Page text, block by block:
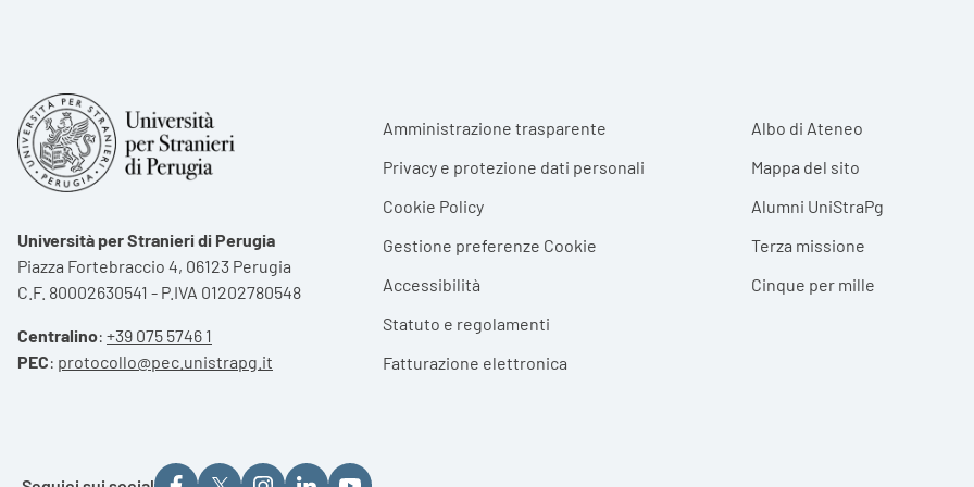
Università per Stranieri di Perugia
Piazza Fortebraccio 4, 06123 Perugia
C.F. 80002630541 - P.IVA 01202780548
Centralino: +39 075 5746 1
PEC: protocollo@pec.unistrapg.it
Footer menu
Amministrazione trasparente
Privacy e protezione dati personali
Cookie Policy
Gestione preferenze Cookie
Accessibilità
Statuto e regolamenti
Fatturazione elettronica
Albo di Ateneo
Mappa del sito
Alumni UniStraPg
Terza missione
Cinque per mille